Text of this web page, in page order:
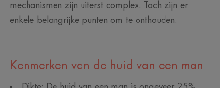
mechanismen zijn uiterst complex. Toch zijn er
enkele belangrijke punten om te onthouden.
Kenmerken van de huid van een man